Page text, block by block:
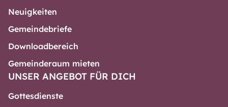
Neuigkeiten
Gemeindebriefe
Downloadbereich
Gemeinderaum mieten
UNSER ANGEBOT FÜR DICH
Gottesdienste